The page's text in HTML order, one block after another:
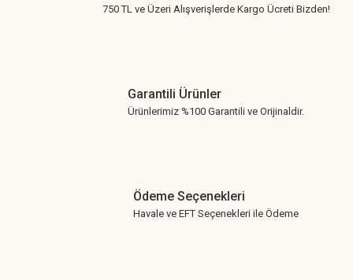
750 TL ve Üzeri Alışverişlerde Kargo Ücreti Bizden!
Garantili Ürünler
Ürünlerimiz %100 Garantili ve Orijinaldir.
Ödeme Seçenekleri
Havale ve EFT Seçenekleri ile Ödeme